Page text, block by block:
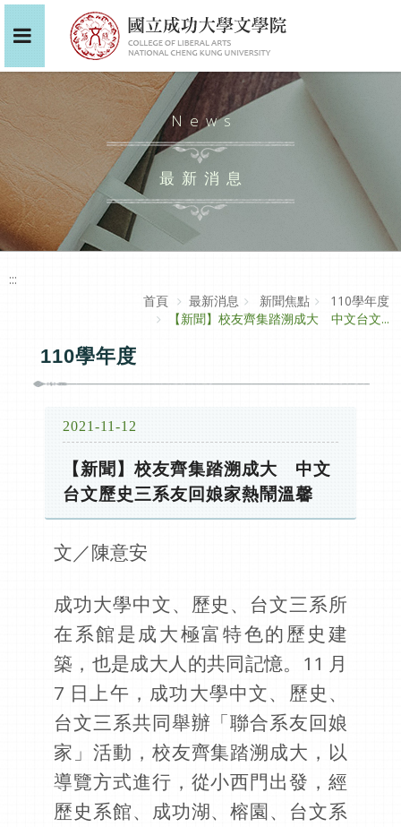
News
最新消息
:::
首頁
最新消息 新聞焦點
110學年度
【新聞】校友齊集踏溯成大 中文台文...
110學年度
2021-11-12
【新聞】校友齊集踏溯成大 中文
台文歷史三系友回娘家熱鬧溫馨
文／陳意安
成功大學中文、歷史、台文三系所
在系館是成大極富特色的歷史建
築，也是成大人的共同記憶。11 月
7 日上午，成功大學中文、歷史、
台文三系共同舉辦「聯合系友回娘
家」活動，校友齊集踏溯成大，以
導覽方式進行，從小西門出發，經
歷史系館、成功湖、榕園、台文系